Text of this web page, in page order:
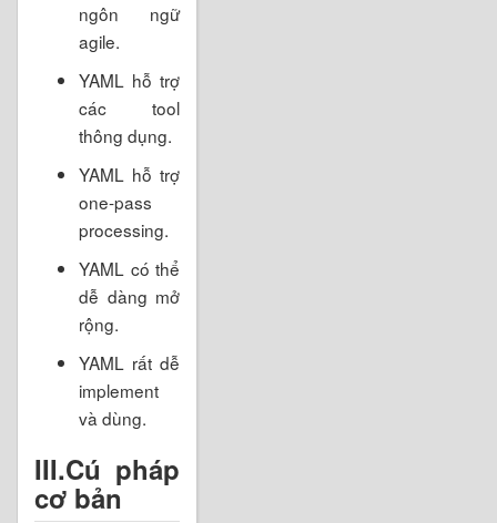
ngôn ngữ
agile.
YAML hỗ trợ
các tool
thông dụng.
YAML hỗ trợ
one-pass
processing.
YAML có thể
dễ dàng mở
rộng.
YAML rất dễ
implement
và dùng.
III.Cú pháp
cơ bản